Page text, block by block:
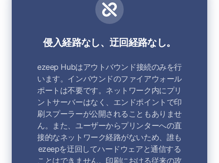
侵入経路なし、迂回経路なし。
ezeep Hubはアウトバウンド接続のみを行
います。インバウンドのファイアウォール
ポートは不要です。ネットワーク内にプリ
ントサーバーはなく、エンドポイントで印
刷スプーラーが公開されることもありませ
ん。また、ユーザーからプリンターへの直
接的なネットワーク経路がないため、誰も
ezeepを迂回してハードウェアと通信する
ことはできません。印刷における従来の攻